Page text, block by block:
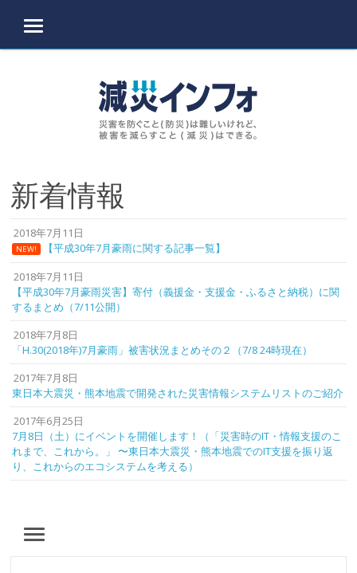
MENU
新着情報
2018年7月11日
NEW! 【平成30年7月豪雨に関する記事一覧】
2018年7月11日
【平成30年7月豪雨災害】寄付（義援金・支援金・ふるさと納税）に関
するまとめ（7/11公開）
2018年7月8日
「H.30(2018年)7月豪雨」被害状況まとめその２（7/8 24時現在）
2017年7月8日
東日本大震災・熊本地震で開発された災害情報システムリストのご紹介
2017年6月25日
7月8日（土）にイベントを開催します！（「災害時のIT・情報支援のこ
れまで、これから。」 〜東日本大震災・熊本地震でのIT支援を振り返
り、これからのエコシステムを考える）
MENU